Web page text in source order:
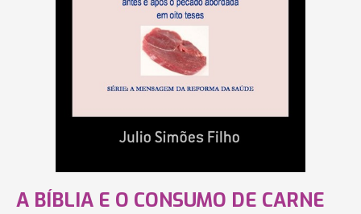
A BÍBLIA E O CONSUMO DE CARNE